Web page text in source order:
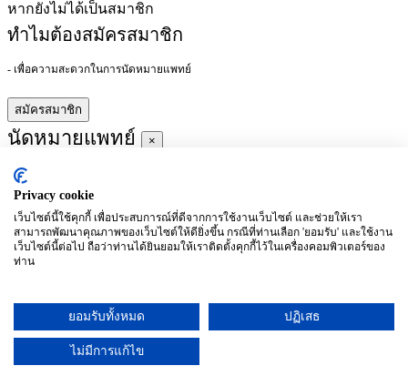
หากยังไม่ได้เป็นสมาชิก
ทำไมต้องสมัครสมาชิก
- เพื่อความสะดวกในการนัดหมายแพทย์
สมัครสมาชิก
นัดหมายแพทย์ ×
ผู้ชำนาญการ
ประจำ :
อาทิตย์
จันทร์
(27/09)
อังคาร
(28/09)
พุธ
พฤหัสบดี
ศุกร์
เสาร์
Privacy cookie
เว็บไซต์นี้ใช้คุกกี้ เพื่อประสบการณ์ที่ดีจากการใช้งานเว็บไซต์ และช่วยให้เรา
สามารถพัฒนาคุณภาพของเว็บไซต์ให้ดียิ่งขึ้น กรณีที่ท่านเลือก 'ยอมรับ' และใช้งาน
เว็บไซต์นี้ต่อไป ถือว่าท่านได้ยินยอมให้เราติดตั้งคุกกี้ไว้ในเครื่องคอมพิวเตอร์ของ
ท่าน
ยอมรับทั้งหมด ปฏิเสธ
ไม่มีการแก้ไข